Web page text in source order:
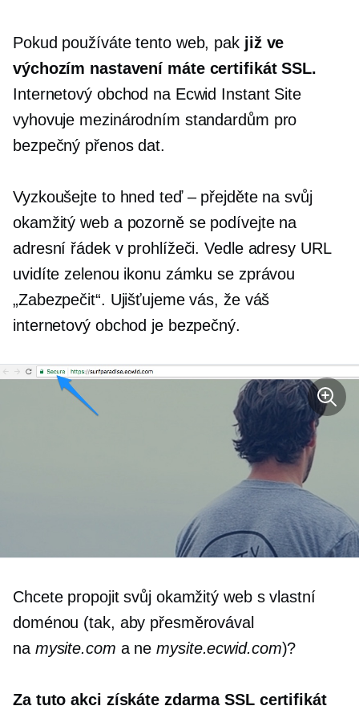
Pokud používáte tento web, pak již ve
výchozím nastavení máte certifikát SSL.
Internetový obchod na Ecwid Instant Site
vyhovuje mezinárodním standardům pro
bezpečný přenos dat.
Vyzkoušejte to hned teď – přejděte na svůj
okamžitý web a pozorně se podívejte na
adresní řádek v prohlížeči. Vedle adresy URL
uvidíte zelenou ikonu zámku se zprávou
„Zabezpečit“. Ujišťujeme vás, že váš
internetový obchod je bezpečný.
Chcete propojit svůj okamžitý web s vlastní
doménou (tak, aby přesměrovával
na mysite.com a nemysite.ecwid.com)?
Za tuto akci získáte zdarma SSL certifikát